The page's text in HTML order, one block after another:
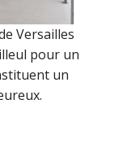
Versailles
pour un
un